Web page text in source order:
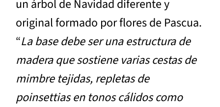
un árbol de Navidad diferente y
original formado por flores de Pascua.
“La base debe ser una estructura de
madera que sostiene varias cestas de
mimbre tejidas, repletas de
poinsettias en tonos cálidos como